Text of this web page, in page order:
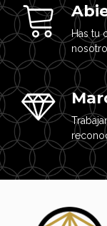
Has tu